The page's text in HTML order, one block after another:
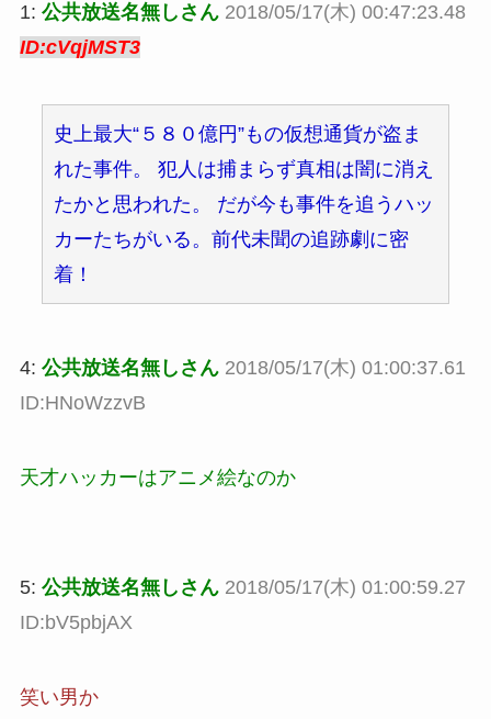
1: 公共放送名無しさん 2018/05/17(木) 00:47:23.48
ID:cVqjMST3
史上最大“５８０億円”もの仮想通貨が盗ま
れた事件。 犯人は捕まらず真相は闇に消え
たかと思われた。 だが今も事件を追うハッ
カーたちがいる。前代未聞の追跡劇に密
着！
4: 公共放送名無しさん 2018/05/17(木) 01:00:37.61
ID:HNoWzzvB
天才ハッカーはアニメ絵なのか
5: 公共放送名無しさん 2018/05/17(木) 01:00:59.27
ID:bV5pbjAX
笑い男か